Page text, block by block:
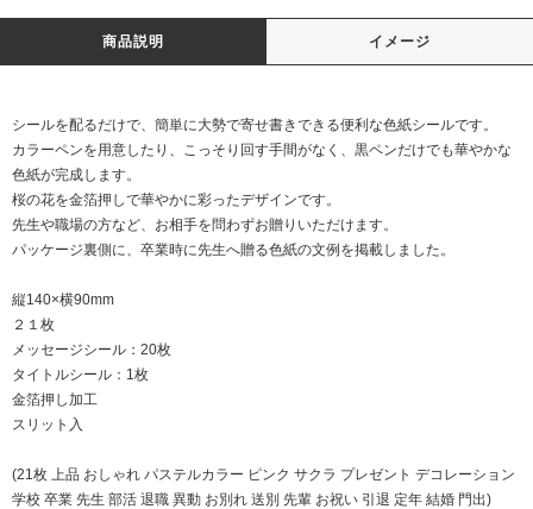
商品説明 イメージ
シールを配るだけで、簡単に大勢で寄せ書きできる便利な色紙シールです。
カラーペンを用意したり、こっそり回す手間がなく、黒ペンだけでも華やかな
色紙が完成します。
桜の花を金箔押しで華やかに彩ったデザインです。
先生や職場の方など、お相手を問わずお贈りいただけます。
パッケージ裏側に、卒業時に先生へ贈る色紙の文例を掲載しました。
縦140×横90mm
２１枚
メッセージシール：20枚
タイトルシール：1枚
金箔押し加工
スリット入
(21枚 上品 おしゃれ パステルカラー ピンク サクラ プレゼント デコレーション
学校 卒業 先生 部活 退職 異動 お別れ 送別 先輩 お祝い 引退 定年 結婚 門出)